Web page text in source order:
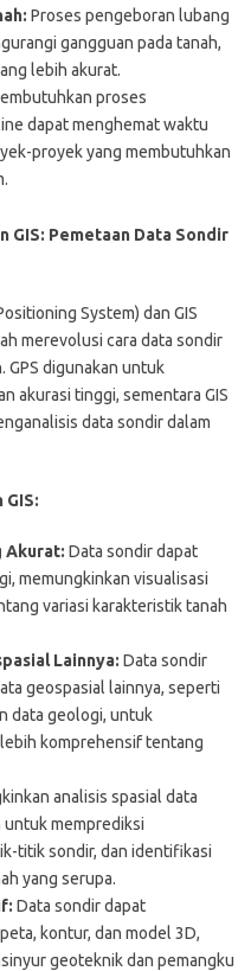
Proses pengeboran lubang
gangguan pada tanah,
lebih akurat.
proses
dapat menghemat waktu
proyek yang membutuhkan
GIS: Pemetaan Data Sondir
System) dan GIS
merevolusi cara data sondir
GPS digunakan untuk
akurasi tinggi, sementara GIS
data sondir dalam
GIS:
Akurat: Data sondir dapat
memungkinkan visualisasi
variasi karakteristik tanah
Lainnya: Data sondir
geospasial lainnya, seperti
data geologi, untuk
komprehensif tentang
analisis spasial data
memprediksi
titik sondir, dan identifikasi
yang serupa.
Data sondir dapat
kontur, dan model 3D,
geoteknik dan pemangku